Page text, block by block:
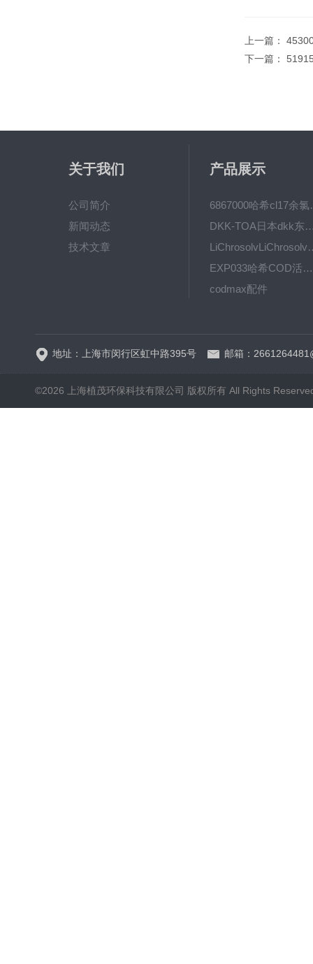
上一篇：
下一篇：
关于我们
公司简介
新闻动态
技术文章
产品展示
6867000
DKK-TOA日本dkk东亚电
EXP033哈希COD活塞泵价格 EXP033
codmax配件
地址：上海市闵行区虹中路395号 邮箱：
©2026 上海植茂环保科技有限公司 版权所有 All Rights